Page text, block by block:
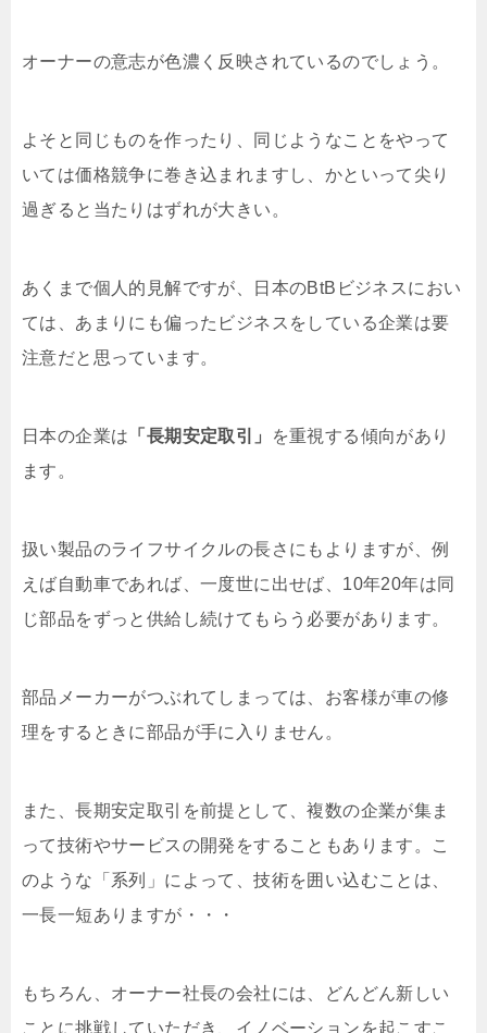
オーナーの意志が色濃く反映されているのでしょう。
よそと同じものを作ったり、同じようなことをやって
いては価格競争に巻き込まれますし、かといって尖り
過ぎると当たりはずれが大きい。
あくまで個人的見解ですが、日本のBtBビジネスにおい
ては、あまりにも偏ったビジネスをしている企業は要
注意だと思っています。
日本の企業は 「長期安定取引」
を重視する傾向があり
ます。
扱い製品のライフサイクルの長さにもよりますが、例
えば自動車であれば、一度世に出せば、10年20年は同
じ部品をずっと供給し続けてもらう必要があります。
部品メーカーがつぶれてしまっては、お客様が車の修
理をするときに部品が手に入りません。
また、長期安定取引を前提として、複数の企業が集ま
って技術やサービスの開発をすることもあります。こ
のような「系列」によって、技術を囲い込むことは、
一長一短ありますが・・・
もちろん、オーナー社長の会社には、どんどん新しい
ことに挑戦していただき、イノベーションを起こすこ